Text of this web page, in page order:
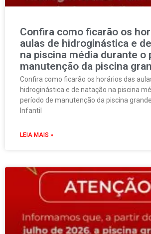
Confira como ficarão os
aulas de hidroginástica e
na piscina média durante o
manutenção da piscina
Confira como ficarão os horários das
hidroginástica e de natação na piscina
período de manutenção da piscina grande.
Infantil
LEIA MAIS »